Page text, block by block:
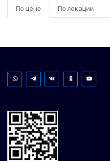
По цене По локации